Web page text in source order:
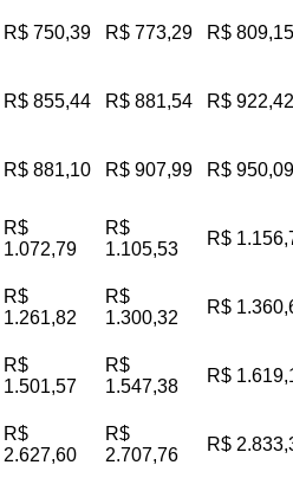
R$ 750,39 R$ 773,29 R$ 809,15
R$ 855,44 R$ 881,54 R$ 922,42
R$ 881,10 R$ 907,99 R$ 950,09
R$
1.072,79
R$
1.105,53
R$
R$
1.261,82
R$
1.300,32
R$
R$
1.501,57
R$
1.547,38
R$
R$
2.627,60
R$
2.707,76
R$